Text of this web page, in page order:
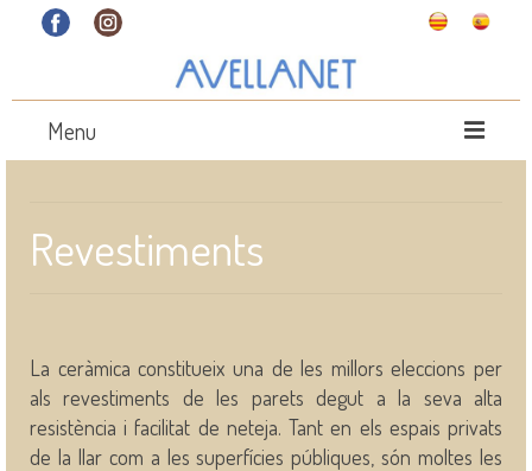
Menu
PRODUCTES
LES NOSTRES MARQUES
Revestiments
La ceràmica constitueix una de les millors eleccions per
als revestiments de les parets degut a la seva alta
resistència i facilitat de neteja. Tant en els espais privats
de la llar com a les superfícies públiques, són moltes les